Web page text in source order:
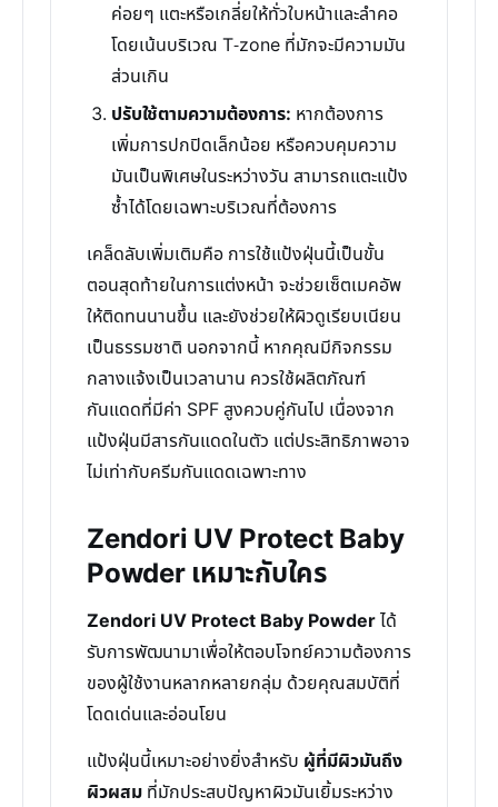
ค่อยๆ แตะหรือเกลี่ยให้ทั่วใบหน้าและลำคอ
โดยเน้นบริเวณ T-zone ที่มักจะมีความมัน
ส่วนเกิน
ปรับใช้ตามความต้องการ: หากต้องการ
เพิ่มการปกปิดเล็กน้อย หรือควบคุมความ
มันเป็นพิเศษในระหว่างวัน สามารถแตะแป้ง
ซ้ำได้โดยเฉพาะบริเวณที่ต้องการ
เคล็ดลับเพิ่มเติมคือ การใช้แป้งฝุ่นนี้เป็นขั้น
ตอนสุดท้ายในการแต่งหน้า จะช่วยเซ็ตเมคอัพ
ให้ติดทนนานขึ้น และยังช่วยให้ผิวดูเรียบเนียน
เป็นธรรมชาติ นอกจากนี้ หากคุณมีกิจกรรม
กลางแจ้งเป็นเวลานาน ควรใช้ผลิตภัณฑ์
กันแดดที่มีค่า SPF สูงควบคู่กันไป เนื่องจาก
แป้งฝุ่นมีสารกันแดดในตัว แต่ประสิทธิภาพอาจ
ไม่เท่ากับครีมกันแดดเฉพาะทาง
Zendori UV Protect Baby
Powder เหมาะกับใคร
Zendori UV Protect Baby Powderได้
รับการพัฒนามาเพื่อให้ตอบโจทย์ความต้องการ
ของผู้ใช้งานหลากหลายกลุ่ม ด้วยคุณสมบัติที่
โดดเด่นและอ่อนโยน
แป้งฝุ่นนี้เหมาะอย่างยิ่งสำหรับ ผู้ที่มีผิวมันถึง
ผิวผสม ที่มักประสบปัญหาผิวมันเยิ้มระหว่าง